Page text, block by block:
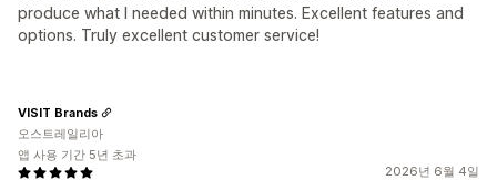
produce what I needed within minutes. Excellent features and
options. Truly excellent customer service!
2026년 6월 4일
VISIT Brands
오스트레일리아
앱 사용 기간 5년 초과